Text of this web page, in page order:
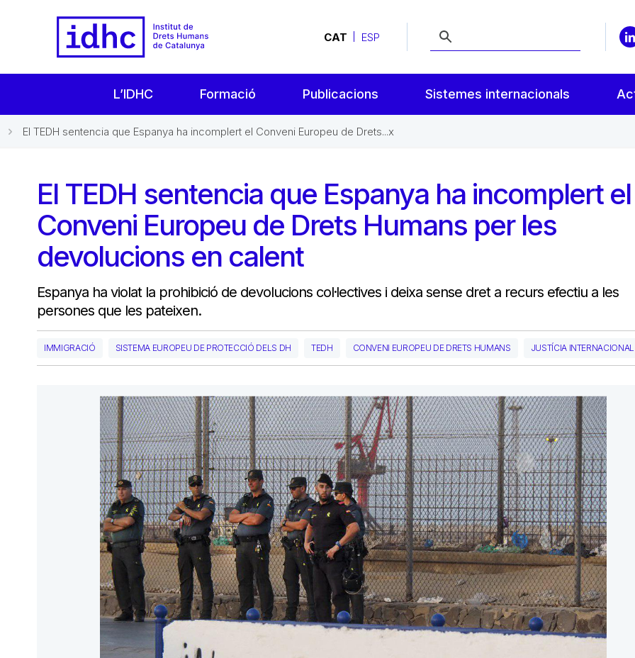
CAT ESP
L’IDHC Formació Publicacions Sistemes internacionals
El TEDH sentencia que Espanya ha incomplert el Conveni Europeu de Drets...x
El TEDH sentencia que Espanya ha incomplert el
Conveni Europeu de Drets Humans per les
devolucions en calent
Espanya ha violat la prohibició de devolucions col·lectives i deixa sense dret a recurs efectiu a les
persones que les pateixen.
IMMIGRACIÓ SISTEMA EUROPEU DE PROTECCIÓ DELS DH TEDH CONVENI EUROPEU DE DRETS HUMANS JUSTÍCIA INTERNACIONAL